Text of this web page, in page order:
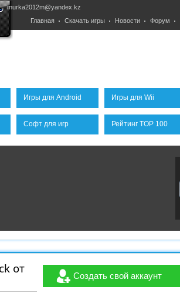
murka2012m@yandex.kz
Главная
Скачать игры Новости Форум
Игры для Android Игры для Wii
Софт для игр Рейтинг TOP 100
от
Создать свой аккаунт